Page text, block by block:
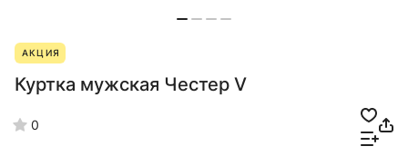
АКЦИЯ
Куртка мужская Честер V
0